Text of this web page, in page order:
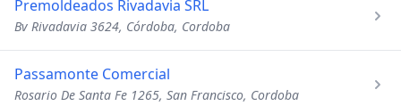
Premoldeados Rivadavia SRL
Bv Rivadavia 3624, Córdoba, Cordoba
Passamonte Comercial
Rosario De Santa Fe 1265, San Francisco, Cordoba